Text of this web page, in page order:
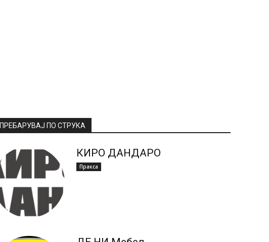
ПРЕБАРУВАЈ ПО СТРУКА
КИРО ДАНДАРО
Пракса